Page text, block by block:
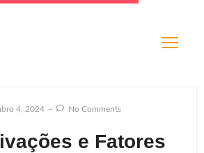
4, 2024 No Comments
e Fatores